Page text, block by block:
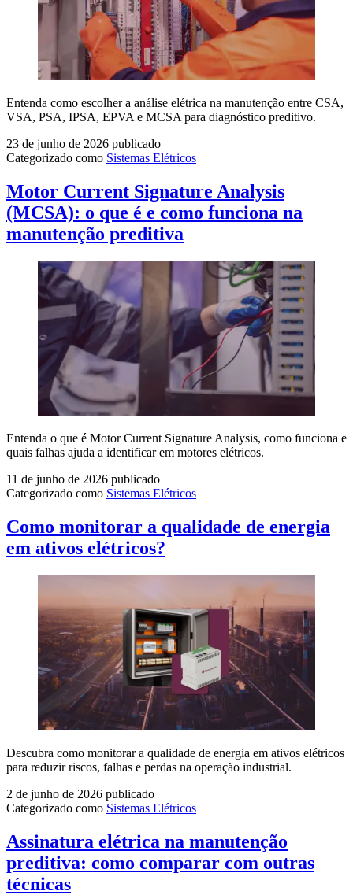
Entenda como escolher a análise elétrica na manutenção entre CSA,
VSA, PSA, IPSA, EPVA e MCSA para diagnóstico preditivo.
23 de junho de 2026 publicado
Categorizado como Sistemas Elétricos
Motor Current Signature Analysis
(MCSA): o que é e como funciona na
manutenção preditiva
Entenda o que é Motor Current Signature Analysis, como funciona e
quais falhas ajuda a identificar em motores elétricos.
11 de junho de 2026 publicado
Categorizado como Sistemas Elétricos
Como monitorar a qualidade de energia
em ativos elétricos?
Descubra como monitorar a qualidade de energia em ativos elétricos
para reduzir riscos, falhas e perdas na operação industrial.
2 de junho de 2026 publicado
Categorizado como Sistemas Elétricos
Assinatura elétrica na manutenção
preditiva: como comparar com outras
técnicas